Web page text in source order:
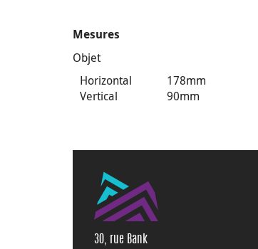
Mesures
Objet
Horizontal
178mm
Vertical
90mm
30, rue Bank